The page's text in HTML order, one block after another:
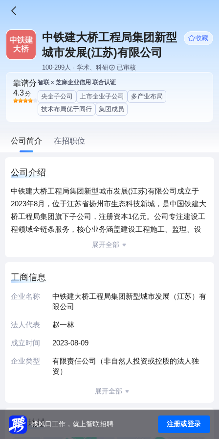
中铁建大桥工程局集团新型
城市发展(江苏)有限公司
收藏
100-299人 · 学术、科研 已审核
靠谱分
4.3分
智联 x 芝麻企业信用 联合认证
央企子公司 上市企业子公司
多产业布局
技术布局优于同行
集团成员
公司简介 在招职位
公司介绍
中铁建大桥工程局集团新型城市发展(江苏)有限公司成立于
2023年8月，位于江苏省扬州市生态科技新城，是中国铁建大
桥工程局集团旗下子公司，注册资本1亿元。公司专注建设工
程领域全链条服务，核心业务涵盖建设工程施工、监理、设
计、勘察及质量检测，同时涉及水力发电、城市公共交通运
依托母公司在工程建设领域的技术积累与项目经验，公司具
备多项专业资质，在建筑施工现场管理、工程资料管控及安
全监督等环节形成标准化作业体系，能为市政、交通及房地
华东区域的重要平台，公司聚焦新型城市建设需求，通过资
源整合与技术创新，助力区域基础设施升级，持续提升服务
能力与市场竞争力。
（本介绍由DeepSeek AI智能生成，仅供参考）
展开全部
工商信息
企业名称
中铁建大桥工程局集团新型城市发展（江苏）有
限公司
法人代表 赵一林
成立时间 2023-08-09
企业类型
有限责任公司（非自然人投资或控股的法人独
资）
展开全部
公司地址找风口工作，就上智联招聘 注册或登录